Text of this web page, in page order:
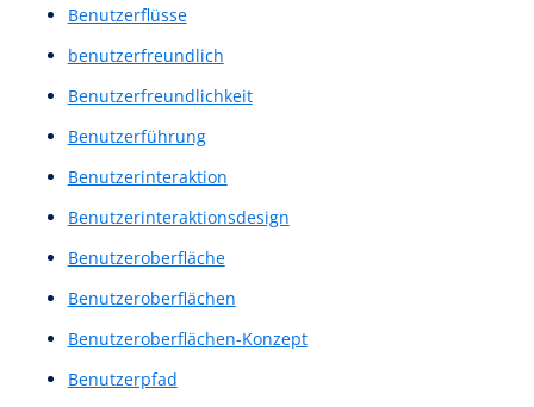
Applikation
barrierefreie
Barrierefreie Benutzeroberflächen
Barrierefreie Website
Barrierefreiheit
Bedienbarkeit
Benutzer Feedback